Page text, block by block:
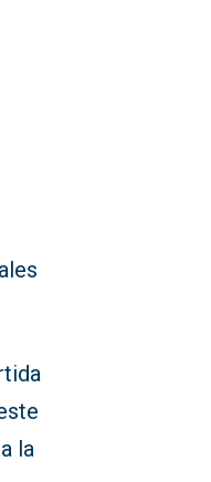
la